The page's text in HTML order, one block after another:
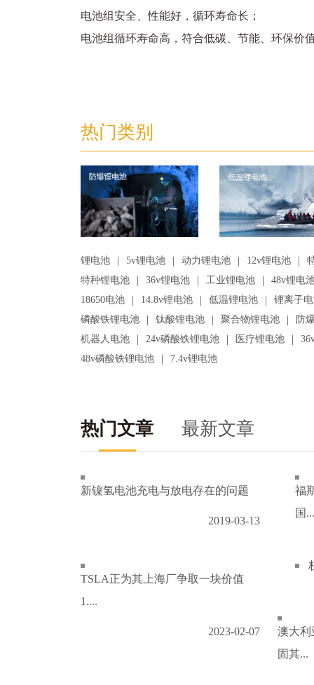
电池组安全、性能好，循环寿命长；
电池组循环寿命高，符合低碳、节能、环保价
热门类别
锂电池 | 5v锂电池 | 动力锂电池 | 12v锂电池 |
特种锂电池
| 36v锂电池 | 工业锂电池 |
48v锂电
18650电池
| 14.8v锂电池 | 低温锂电池 |
锂离子
磷酸铁锂电池
| 钛酸锂电池 | 聚合物锂电池 |
防
机器人电池
| 24v磷酸铁锂电池 | 医疗锂电池 |
48v磷酸铁锂电池
| 7.4v锂电池
热门文章 最新文章
新镍氢电池充电与放电存在的问题
2019-03-13
福
国
TSLA正为其上海厂争取一块价值
1....
2023-02-07
澳大利
固其...